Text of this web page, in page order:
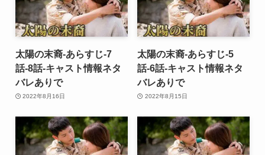
太陽の末裔-あらすじ-7
話-8話-キャスト情報ネタ
バレありで
2022年8月16日
太陽の末裔-あらすじ-5
話-6話-キャスト情報ネタ
バレありで
2022年8月15日